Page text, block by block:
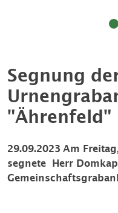
Segnung
"Ährenfeld"
29.09.2023 Am
segnete Herr